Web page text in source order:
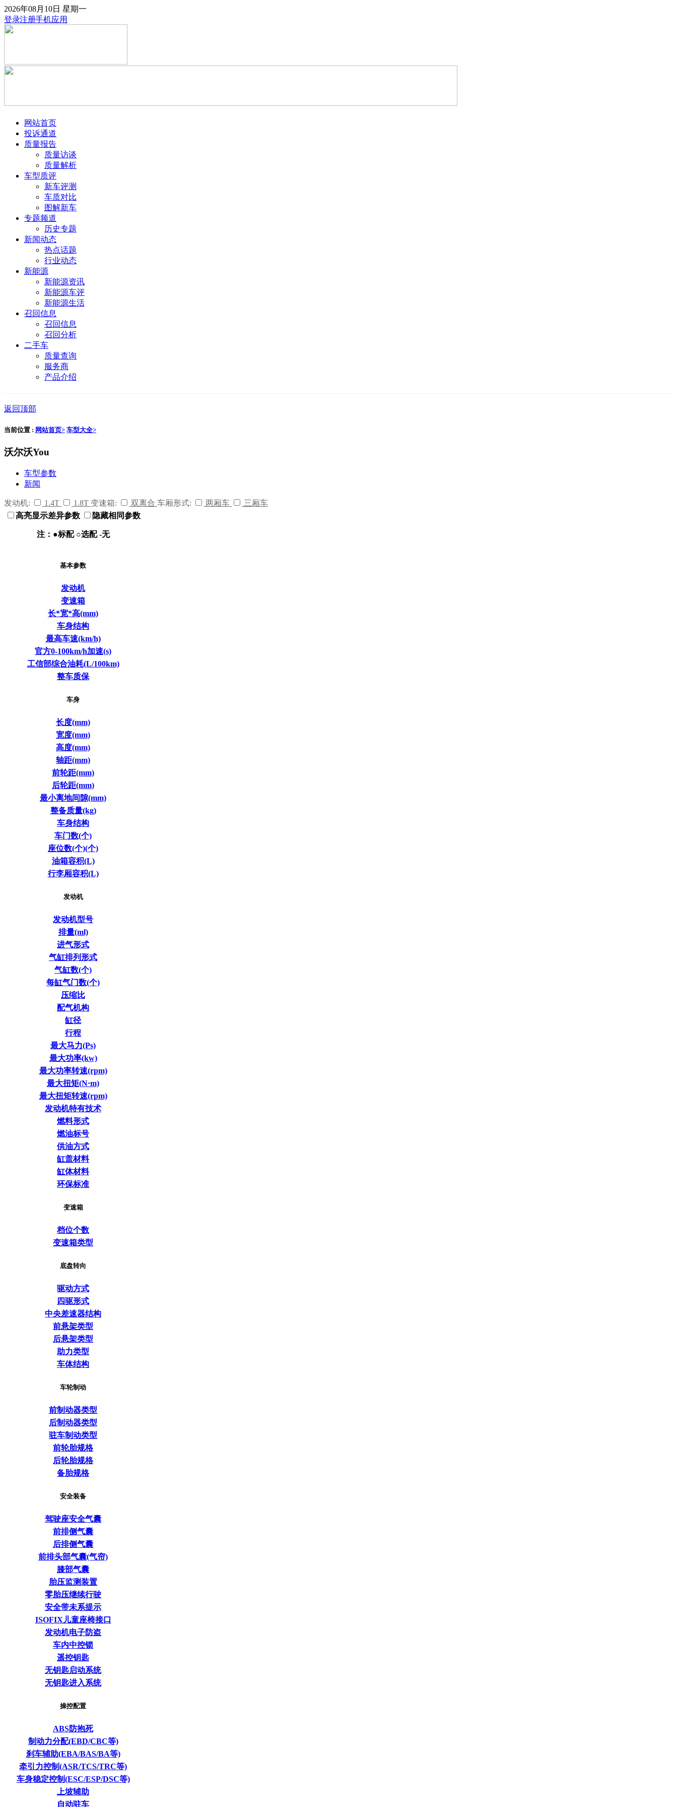
2026年08月10日 星期一
登录注册手机应用
网站首页
投诉通道
质量报告
质量访谈
质量解析
车型质评
新车评测
车质对比
图解新车
专题频道
历史专题
新闻动态
热点话题
行业动态
新能源
新能源资讯
新能源车评
新能源生活
召回信息
召回信息
召回分析
二手车
质量查询
服务商
产品介绍
返回顶部
当前位置 : 网站首页> 车型大全>
沃尔沃You
车型参数
新闻
发动机: 1.4T 1.8T 变速箱: 双离合 车厢形式: 两厢车
三厢车
高亮显示差异参数
隐藏相同参数
注：●标配 ○选配 -无
基本参数
发动机
变速箱
长*宽*高(mm)
车身结构
最高车速(km/h)
官方0-100km/h加速(s)
工信部综合油耗(L/100km)
整车质保
车身
长度(mm)
宽度(mm)
高度(mm)
轴距(mm)
前轮距(mm)
后轮距(mm)
最小离地间隙(mm)
整备质量(kg)
车身结构
车门数(个)
座位数(个)(个)
油箱容积(L)
行李厢容积(L)
发动机
发动机型号
排量(ml)
进气形式
气缸排列形式
气缸数(个)
每缸气门数(个)
压缩比
配气机构
缸径
行程
最大马力(Ps)
最大功率(kw)
最大功率转速(rpm)
最大扭矩(N·m)
最大扭矩转速(rpm)
发动机特有技术
燃料形式
燃油标号
供油方式
缸盖材料
缸体材料
环保标准
变速箱
档位个数
变速箱类型
底盘转向
驱动方式
四驱形式
中央差速器结构
前悬架类型
后悬架类型
助力类型
车体结构
车轮制动
前制动器类型
后制动器类型
驻车制动类型
前轮胎规格
后轮胎规格
备胎规格
安全装备
驾驶座安全气囊
前排侧气囊
后排侧气囊
前排头部气囊(气帘)
膝部气囊
胎压监测装置
零胎压继续行驶
安全带未系提示
ISOFIX儿童座椅接口
发动机电子防盗
车内中控锁
遥控钥匙
无钥匙启动系统
无钥匙进入系统
操控配置
ABS防抱死
制动力分配(EBD/CBC等)
刹车辅助(EBA/BAS/BA等)
牵引力控制(ASR/TCS/TRC等)
车身稳定控制(ESC/ESP/DSC等)
上坡辅助
自动驻车